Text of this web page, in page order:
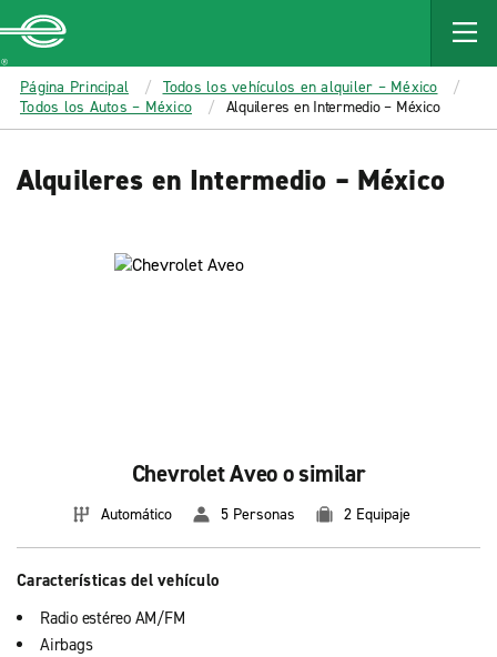
MAIN
CONTENT
Enterprise
Página Principal
Todos los vehículos en alquiler – México
Todos los Autos – México
Alquileres en Intermedio – México
Alquileres en Intermedio – México
Chevrolet Aveo o similar
Automático 5 Personas 2 Equipaje
Características del vehículo
Radio estéreo AM/FM
Airbags